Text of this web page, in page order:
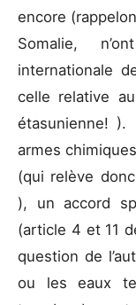
encore
Somalie,
internationale
celle relative
étasunienne! ).
armes
(qui relève
), un accord
(article 4 et 11
question de
ou les eaux